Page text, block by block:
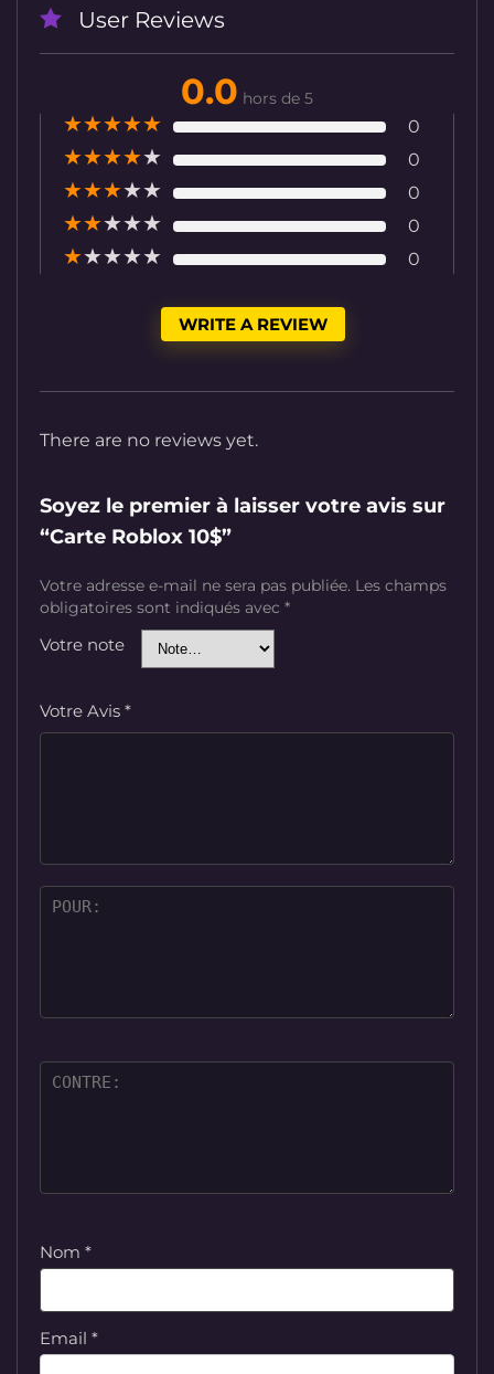
User Reviews
0.0 hors de 5
★★★★★ 0
★★★★★ 0
★★★★★ 0
★★★★★ 0
★★★★★ 0
WRITE A REVIEW
There are no reviews yet.
Soyez le premier à laisser votre avis sur
“Carte Roblox 10$”
Votre adresse e-mail ne sera pas publiée. Les champs
obligatoires sont indiqués avec *
Votre note
Votre Avis *
Nom *
Email *